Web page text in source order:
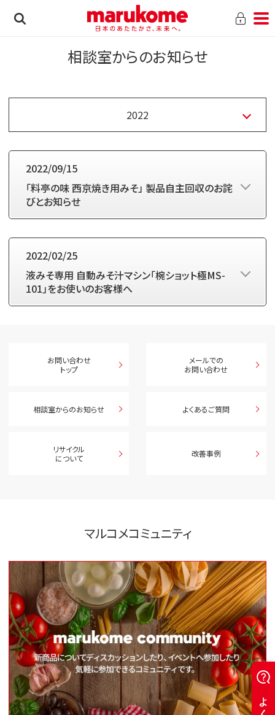
相談室からのお知らせ
2022
2022/09/15
「料亭の味 西京焼き用みそ」 製品自主回収のお詫
びとお知らせ
2022/02/25
液みそ専用 自動みそ汁マシン「椀ショット極MS-
101」をお使いのお客様へ
お問い合わせ
トップ
メールでの
お問い合わせ
相談室からのお知らせ よくあるご質問
リサイクル
について
改善事例
マルコメコミュニティ